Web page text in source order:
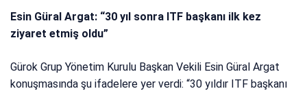
Esin Güral Argat: “30 yıl sonra ITF başkanı ilk kez
ziyaret etmiş oldu”
Gürok Grup Yönetim Kurulu Başkan Vekili Esin Güral Argat
konuşmasında şu ifadelere yer verdi: “30 yıldır ITF başkanı